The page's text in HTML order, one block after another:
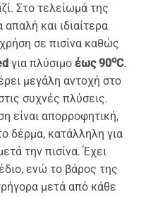
Στο τελείωμά της
και ιδιαίτερα
σε πισίνα καθώς
για πλύσιμο έως 90oC.
μεγάλη αντοχή στο
συχνές πλύσεις.
είναι απορροφητική,
δέρμα, κατάλληλη για
την πισίνα. Έχει
ενώ το βάρος της
μετά από κάθε